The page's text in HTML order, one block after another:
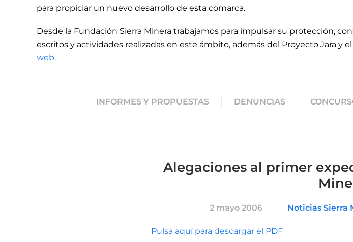
para propiciar un nuevo desarrollo de esta comarca.
Desde la Fundación Sierra Minera trabajamos para impulsar su protección,
escritos y actividades realizadas en este ámbito, además del Proyecto Jara y
web.
INFORMES Y PROPUESTAS DENUNCIAS
Alegaciones al primer
2 mayo 2006 Noticias Sierra
Pulsa aquí para descargar el PDF